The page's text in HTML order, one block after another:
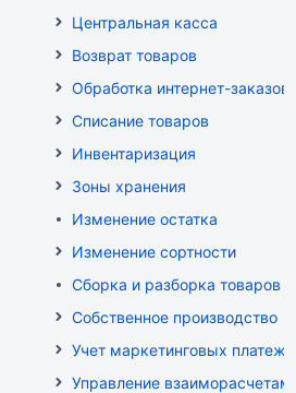
Центральная касса
Возврат товаров
Обработка интернет-заказов
Списание товаров
Инвентаризация
Зоны хранения
Изменение остатка
Изменение сортности
Сборка и разборка товаров
Собственное производство
Учет маркетинговых платежей
Управление взаиморасчетами